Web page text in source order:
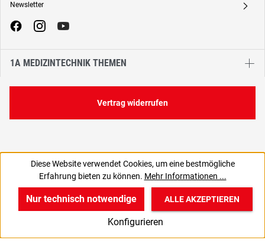
Newsletter A
1A MEDIZINTECHNIK THEMEN
Vertrag widerrufen
Diese Website verwendet Cookies, um eine bestmögliche
Erfahrung bieten zu können. Mehr Informationen ...
Nur technisch notwendige
Konfigurieren
ALLE AKZEPTIEREN
v
Produkte
B